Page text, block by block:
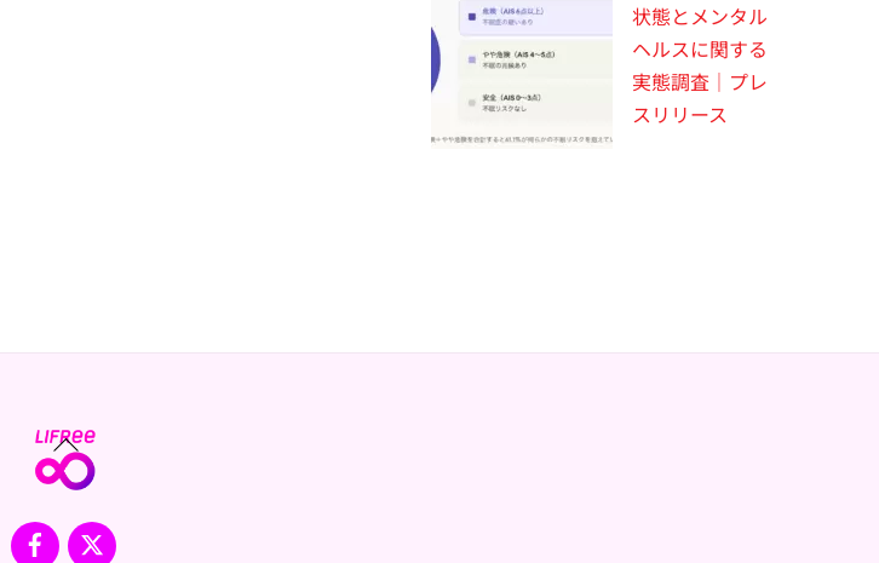
状態とメンタル
ヘルスに関する
実態調査｜プレ
スリリース
Back
To
Facebook
X